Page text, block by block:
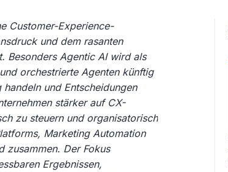
Customer-Experience-
und dem rasanten
Besonders Agentic AI wird als
orchestrierte Agenten künftig
und Entscheidungen
stärker auf CX-
zu steuern und organisatorisch
Marketing Automation
zusammen. Der Fokus
Ergebnissen,